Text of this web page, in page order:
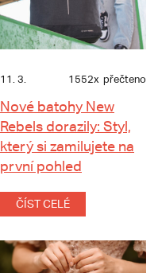
11. 3. 1552x přečteno
Nové batohy New
Rebels dorazily: Styl,
který si zamilujete na
první pohled
ČÍST CELÉ